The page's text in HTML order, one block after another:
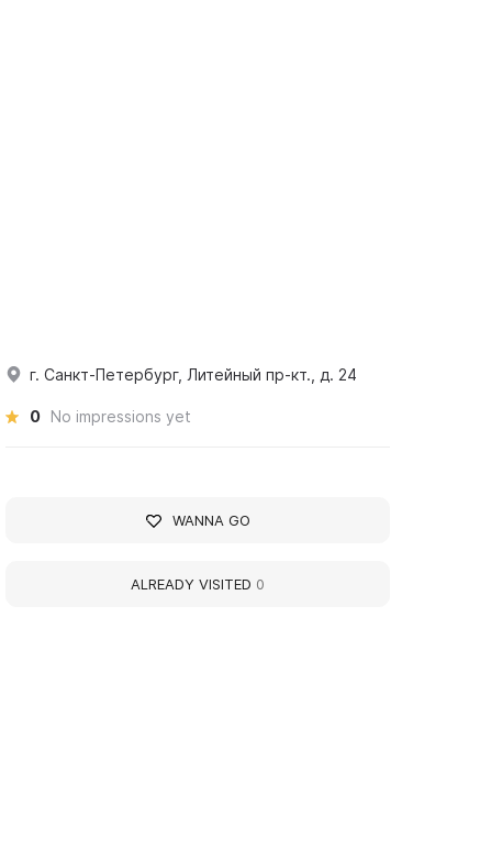
г. Санкт-Петербург, Литейный пр-кт., д. 24
0 No impressions yet
WANNA GO
ALREADY VISITED 0